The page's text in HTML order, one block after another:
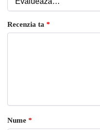
Recenzia ta *
Nume *